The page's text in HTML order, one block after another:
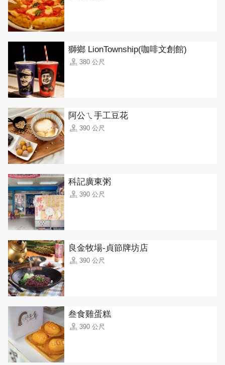
獅鄉 LionTownship(咖啡文創館)
380 公尺
阿公ㄟ手工豆花
390 公尺
科記廣東粥
390 公尺
良金牧場-貞節牌坊店
390 公尺
叁食雞蛋糕
390 公尺